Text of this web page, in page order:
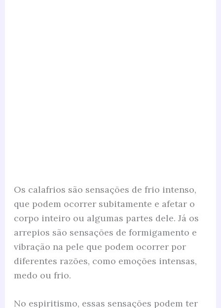
Os calafrios são sensações de frio intenso,
que podem ocorrer subitamente e afetar o
corpo inteiro ou algumas partes dele. Já os
arrepios são sensações de formigamento e
vibração na pele que podem ocorrer por
diferentes razões, como emoções intensas,
medo ou frio.
No espiritismo, essas sensações podem ter